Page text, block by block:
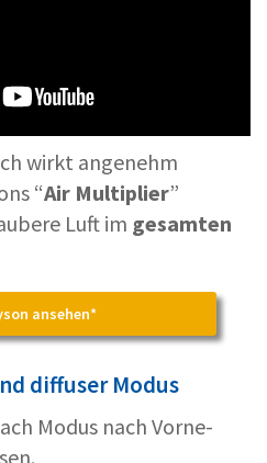
wirkt angenehm
“Air Multiplier”
Luft im gesamten
ansehen*
diffuser Modus
Modus nach Vorne-